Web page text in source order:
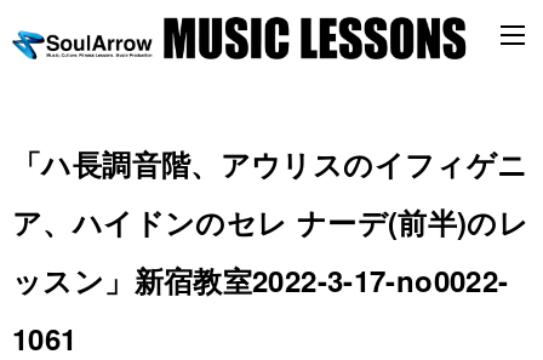
「ハ長調音階、アウリスのイフィゲニ
ア、ハイドンのセレ ナーデ(前半)のレ
ッスン」新宿教室2022-3-17-no0022-
1061